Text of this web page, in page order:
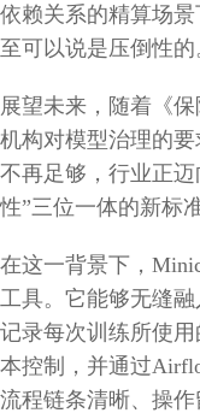
依赖关系的精算场
至可以说是压倒性的
展望未来，随着《
机构对模型治理的
不再足够，行业正
性”三位一体的新标准
在这一背景下，
工具。它能够无缝
记录每次训练所使
本控制，并通过
流程链条清晰、操作